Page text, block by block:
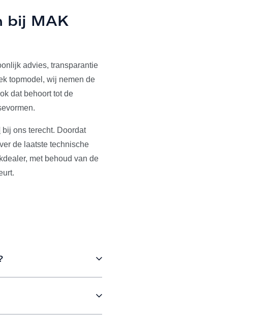
bij MAK
advies, transparantie
topmodel, wij nemen de
dat behoort tot de
bij ons terecht. Doordat
de laatste technische
met behoud van de